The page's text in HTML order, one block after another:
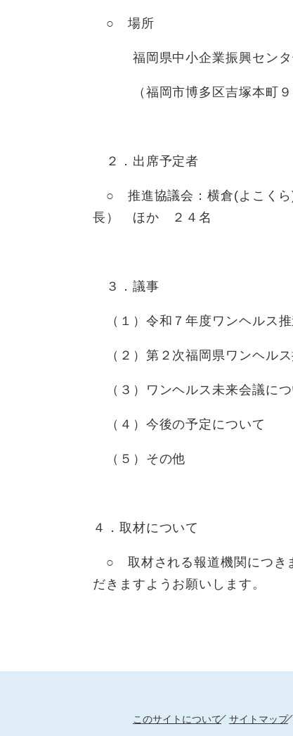
○ 場所
福岡県中小企業振興セン
（福岡市博多区吉塚本町９
２．出席予定者
○ 推進協議会：横倉(よこくら)
長） ほか ２４名
３．議事
（１）令和７年度ワンヘルス
（２）第２次福岡県ワンヘル
（３）ワンヘルス未来会議につ
（４）今後の予定について
（５）その他
４．取材について
○ 取材される報道機関につき
だきますようお願いします。
このサイトについて サイトマップ